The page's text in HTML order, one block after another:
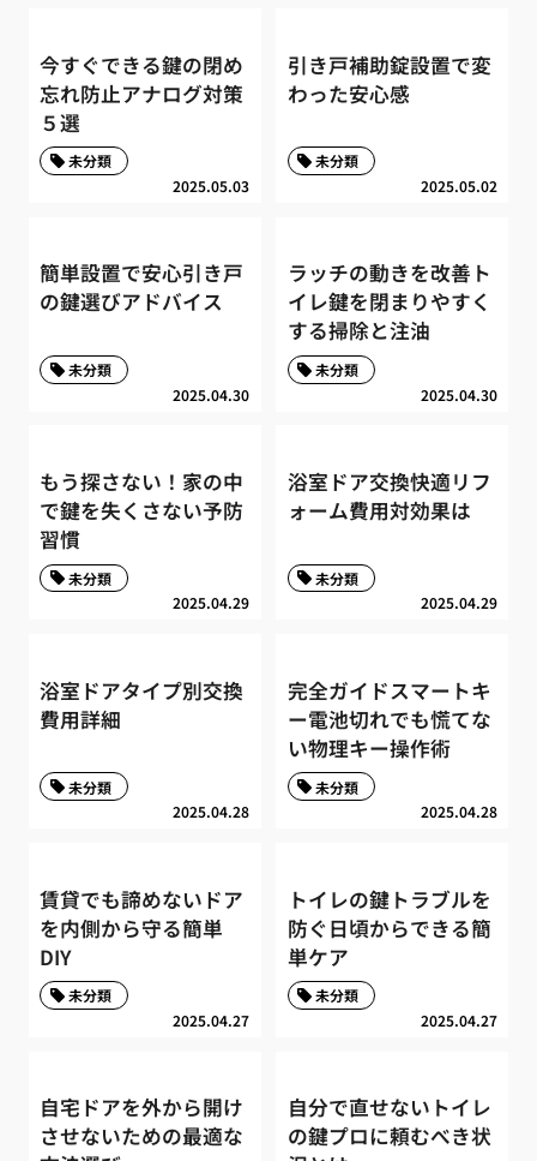
今すぐできる鍵の閉め
忘れ防止アナログ対策
５選
2025.05.03
未分類
引き戸補助錠設置で変
わった安心感
2025.05.02
未分類
簡単設置で安心引き戸
の鍵選びアドバイス
2025.04.30
未分類
ラッチの動きを改善ト
イレ鍵を閉まりやすく
する掃除と注油
2025.04.30
未分類
もう探さない！家の中
で鍵を失くさない予防
習慣
2025.04.29
未分類
浴室ドア交換快適リフ
ォーム費用対効果は
2025.04.29
未分類
浴室ドアタイプ別交換
費用詳細
2025.04.28
未分類
完全ガイドスマートキ
ー電池切れでも慌てな
い物理キー操作術
2025.04.28
未分類
賃貸でも諦めないドア
を内側から守る簡単
DIY
2025.04.27
未分類
トイレの鍵トラブルを
防ぐ日頃からできる簡
単ケア
2025.04.27
未分類
自宅ドアを外から開け
させないための最適な
自分で直せないトイレ
の鍵プロに頼むべき状